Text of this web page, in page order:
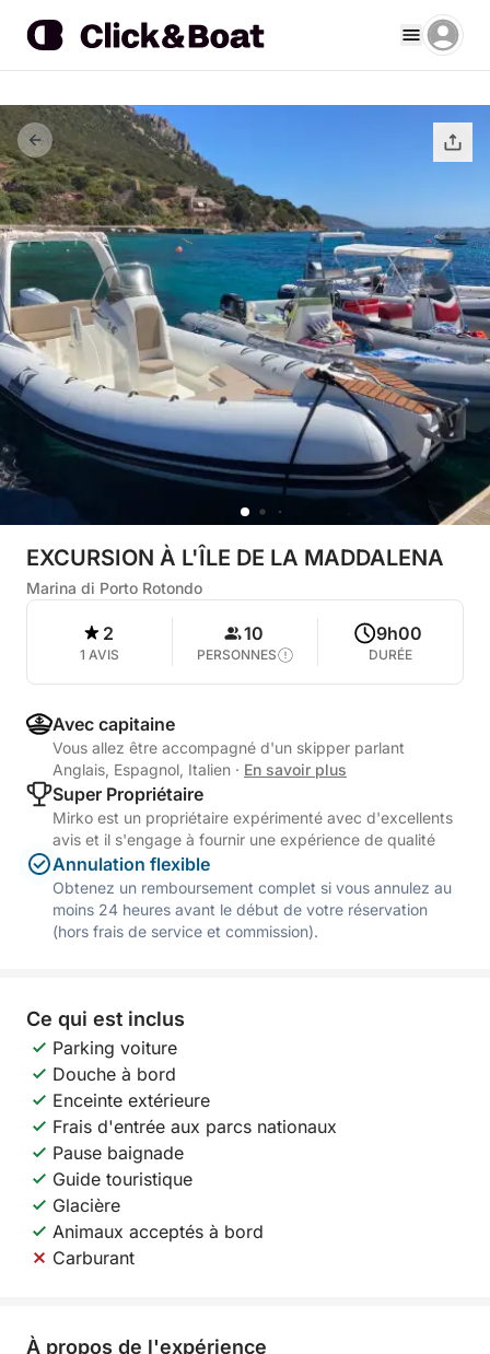
EXCURSION À L'ÎLE DE LA MADDALENA
Marina di Porto Rotondo
2
1 AVIS
10
PERSONNES
9h00
DURÉE
Avec capitaine
Vous allez être accompagné d'un skipper parlant
Anglais, Espagnol, Italien · En savoir plus
Super Propriétaire
Mirko est un propriétaire expérimenté avec d'excellents
avis et il s'engage à fournir une expérience de qualité
Annulation flexible
Obtenez un remboursement complet si vous annulez au
moins 24 heures avant le début de votre réservation
(hors frais de service et commission).
Ce qui est inclus
Parking voiture
Douche à bord
Enceinte extérieure
Frais d'entrée aux parcs nationaux
Pause baignade
Guide touristique
Glacière
Animaux acceptés à bord
Carburant
À propos de l'expérience